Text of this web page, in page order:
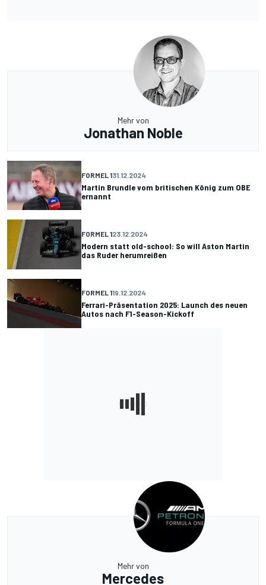
Mehr von
Jonathan Noble
FORMEL 131.12.2024
Martin Brundle vom britischen König zum OBE
ernannt
FORMEL 123.12.2024
Modern statt old-school: So will Aston Martin
das Ruder herumreißen
FORMEL 119.12.2024
Ferrari-Präsentation 2025: Launch des neuen
Autos nach F1-Season-Kickoff
Mehr von
Mercedes